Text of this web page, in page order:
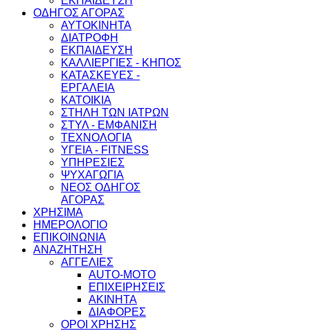
ΟΔΗΓΟΣ ΑΓΟΡΑΣ
ΑΥΤΟΚΙΝΗΤΑ
ΔΙΑΤΡΟΦΗ
ΕΚΠΑΙΔΕΥΣΗ
ΚΑΛΛΙΕΡΓΙΕΣ - ΚΗΠΟΣ
ΚΑΤΑΣΚΕΥΕΣ -
ΕΡΓΑΛΕΙΑ
ΚΑΤΟΙΚΙΑ
ΣΤΗΛΗ ΤΩΝ ΙΑΤΡΩΝ
ΣΤΥΛ - ΕΜΦΑΝΙΣΗ
ΤΕΧΝΟΛΟΓΙΑ
ΥΓΕΙΑ - FITNESS
ΥΠΗΡΕΣΙΕΣ
ΨΥΧΑΓΩΓΙΑ
ΝΕΟΣ ΟΔΗΓΟΣ
ΑΓΟΡΑΣ
ΧΡΗΣΙΜΑ
ΗΜΕΡΟΛΟΓΙΟ
ΕΠΙΚΟΙΝΩΝΙΑ
ΑΝΑΖΗΤΗΣΗ
ΑΓΓΕΛΙΕΣ
AUTO-MOTO
ΕΠΙΧΕΙΡΗΣΕΙΣ
ΑΚΙΝΗΤΑ
ΔΙΑΦΟΡΕΣ
ΟΡΟΙ ΧΡΗΣΗΣ